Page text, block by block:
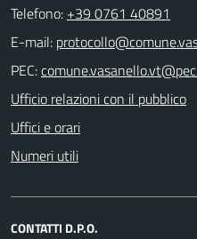
Telefono: +39 0761 40891
E-mail:
PEC:
Ufficio relazioni con il pubblico
Uffici e orari
Numeri utili
CONTATTI D.P.O.